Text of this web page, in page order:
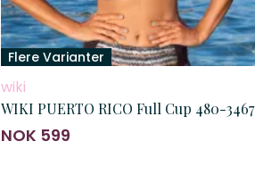
Flere Varianter
wiki
WIKI PUERTO RICO Full Cup 480-3467
NOK 599